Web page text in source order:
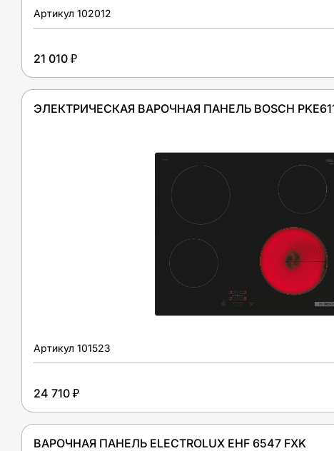
Артикул 102012
21 010 ₽
ЭЛЕКТРИЧЕСКАЯ ВАРОЧНАЯ ПАНЕЛЬ BOSCH
Артикул 101523
24 710 ₽
ВАРОЧНАЯ ПАНЕЛЬ ELECTROLUX EHF 6547 FXK